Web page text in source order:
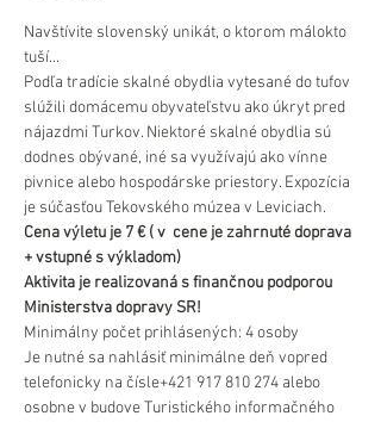
Navštívite slovenský unikát, o ktorom málokto
tuší...
Podľa tradície skalné obydlia vytesané do tufov
slúžili domácemu obyvateľstvu ako úkryt pred
nájazdmi Turkov. Niektoré skalné obydlia sú
dodnes obývané, iné sa využívajú ako vínne
pivnice alebo hospodárske priestory. Expozícia
je súčasťou Tekovského múzea v Leviciach.
Cena výletu je 7 € ( v  cene je zahrnuté doprava
+ vstupné s výkladom)
Aktivita je realizovaná s finančnou podporou
Ministerstva dopravy SR!
Minimálny počet prihlásených: 4 osoby
Je nutné sa nahlásiť minimálne deň vopred
telefonicky na čísle+421 917 810 274 alebo
osobne v budove Turistického informačného